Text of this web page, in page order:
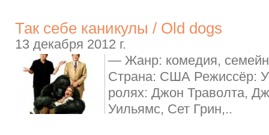
Так себе каникулы / Old dogs
13 декабря 2012 г.
— Жанр: комедия,
Страна: США Режиссёр:
ролях: Джон Траволта,
Уильямс, Сет Грин,..